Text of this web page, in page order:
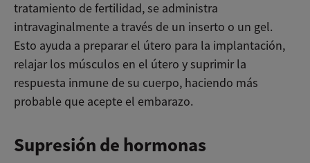
tratamiento de fertilidad, se administra
intravaginalmente a través de un inserto o un gel.
Esto ayuda a preparar el útero para la implantación,
relajar los músculos en el útero y suprimir la
respuesta inmune de su cuerpo, haciendo más
probable que acepte el embarazo.
Supresión de hormonas